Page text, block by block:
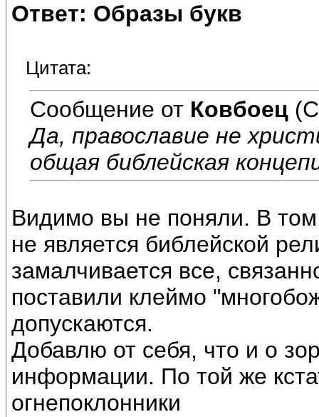
Ответ: Образы букв
Цитата:
Сообщение от Ковбоец
Да, православие не
общая библейская
Видимо вы не поняли. В
не является библейской
замалчивается все,
поставили клеймо
допускаются.
Добавлю от себя, что и о
информации. По той же
огнепоклонники